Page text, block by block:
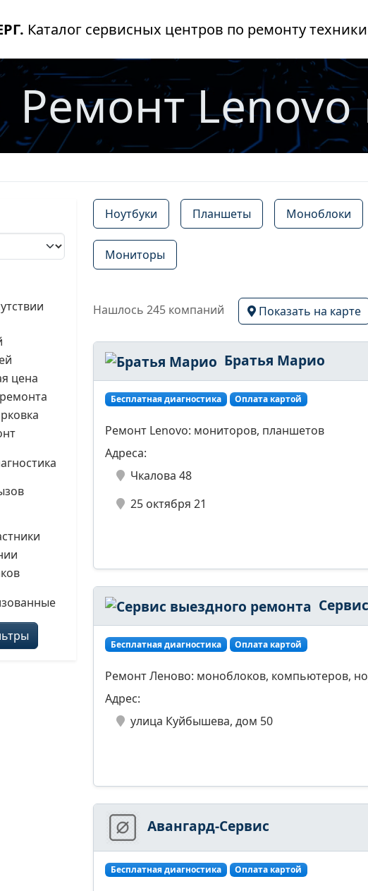
Каталог сервисных центров по ремонту
Ремонт
цена
Ноутбуки Планшеты Моноблоки
Мониторы
Нашлось 245 компаний Показать на карте
Братья Марио
Бесплатная диагностика Оплата картой
Ремонт Lenovo: мониторов, планшетов
Адреса:
Чкалова 48
25 октября 21
Сервис
Бесплатная диагностика Оплата картой
Ремонт Леново: моноблоков, компьютеров,
Адрес:
улица Куйбышева, дом 50
Авангард-Сервис
Бесплатная диагностика Оплата картой